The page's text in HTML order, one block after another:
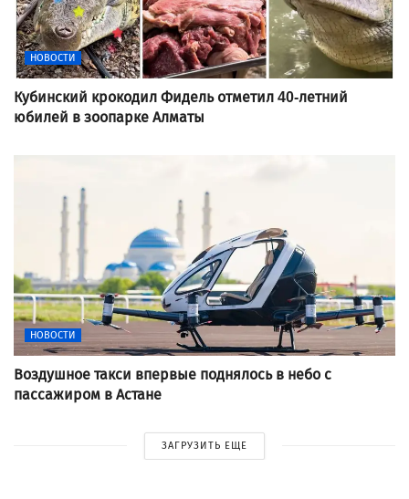
НОВОСТИ
Кубинский крокодил Фидель отметил 40-летний
юбилей в зоопарке Алматы
НОВОСТИ
Воздушное такси впервые поднялось в небо с
пассажиром в Астане
ЗАГРУЗИТЬ ЕЩЕ